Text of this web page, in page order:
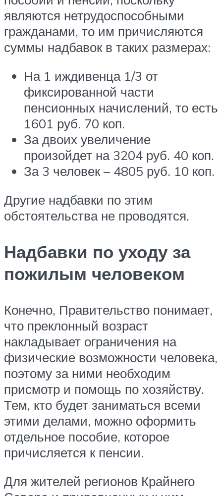
являются нетрудоспособными
гражданами, то им причисляются
суммы надбавок в таких размерах:
На 1 иждивенца 1/3 от
фиксированной части
пенсионных начислений, то есть
1601 руб. 70 коп.
За двоих увеличение
произойдет на 3204 руб. 40 коп.
За 3 человек – 4805 руб. 10 коп.
Другие надбавки по этим
обстоятельства не проводятся.
Надбавки по уходу за
пожилым человеком
Конечно, Правительство понимает,
что преклонный возраст
накладывает ограничения на
физические возможности человека,
поэтому за ними необходим
присмотр и помощь по хозяйству.
Тем, кто будет заниматься всеми
этими делами, можно оформить
отдельное пособие, которое
причисляется к пенсии.
Для жителей регионов Крайнего